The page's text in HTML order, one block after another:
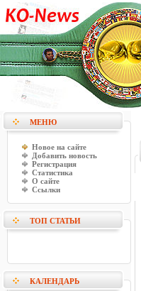
МЕНЮ
Новое на сайте
Добавить новость
Регистрация
Статистика
О сайте
Ссылки
ТОП СТАТЬИ
КАЛЕНДАРЬ